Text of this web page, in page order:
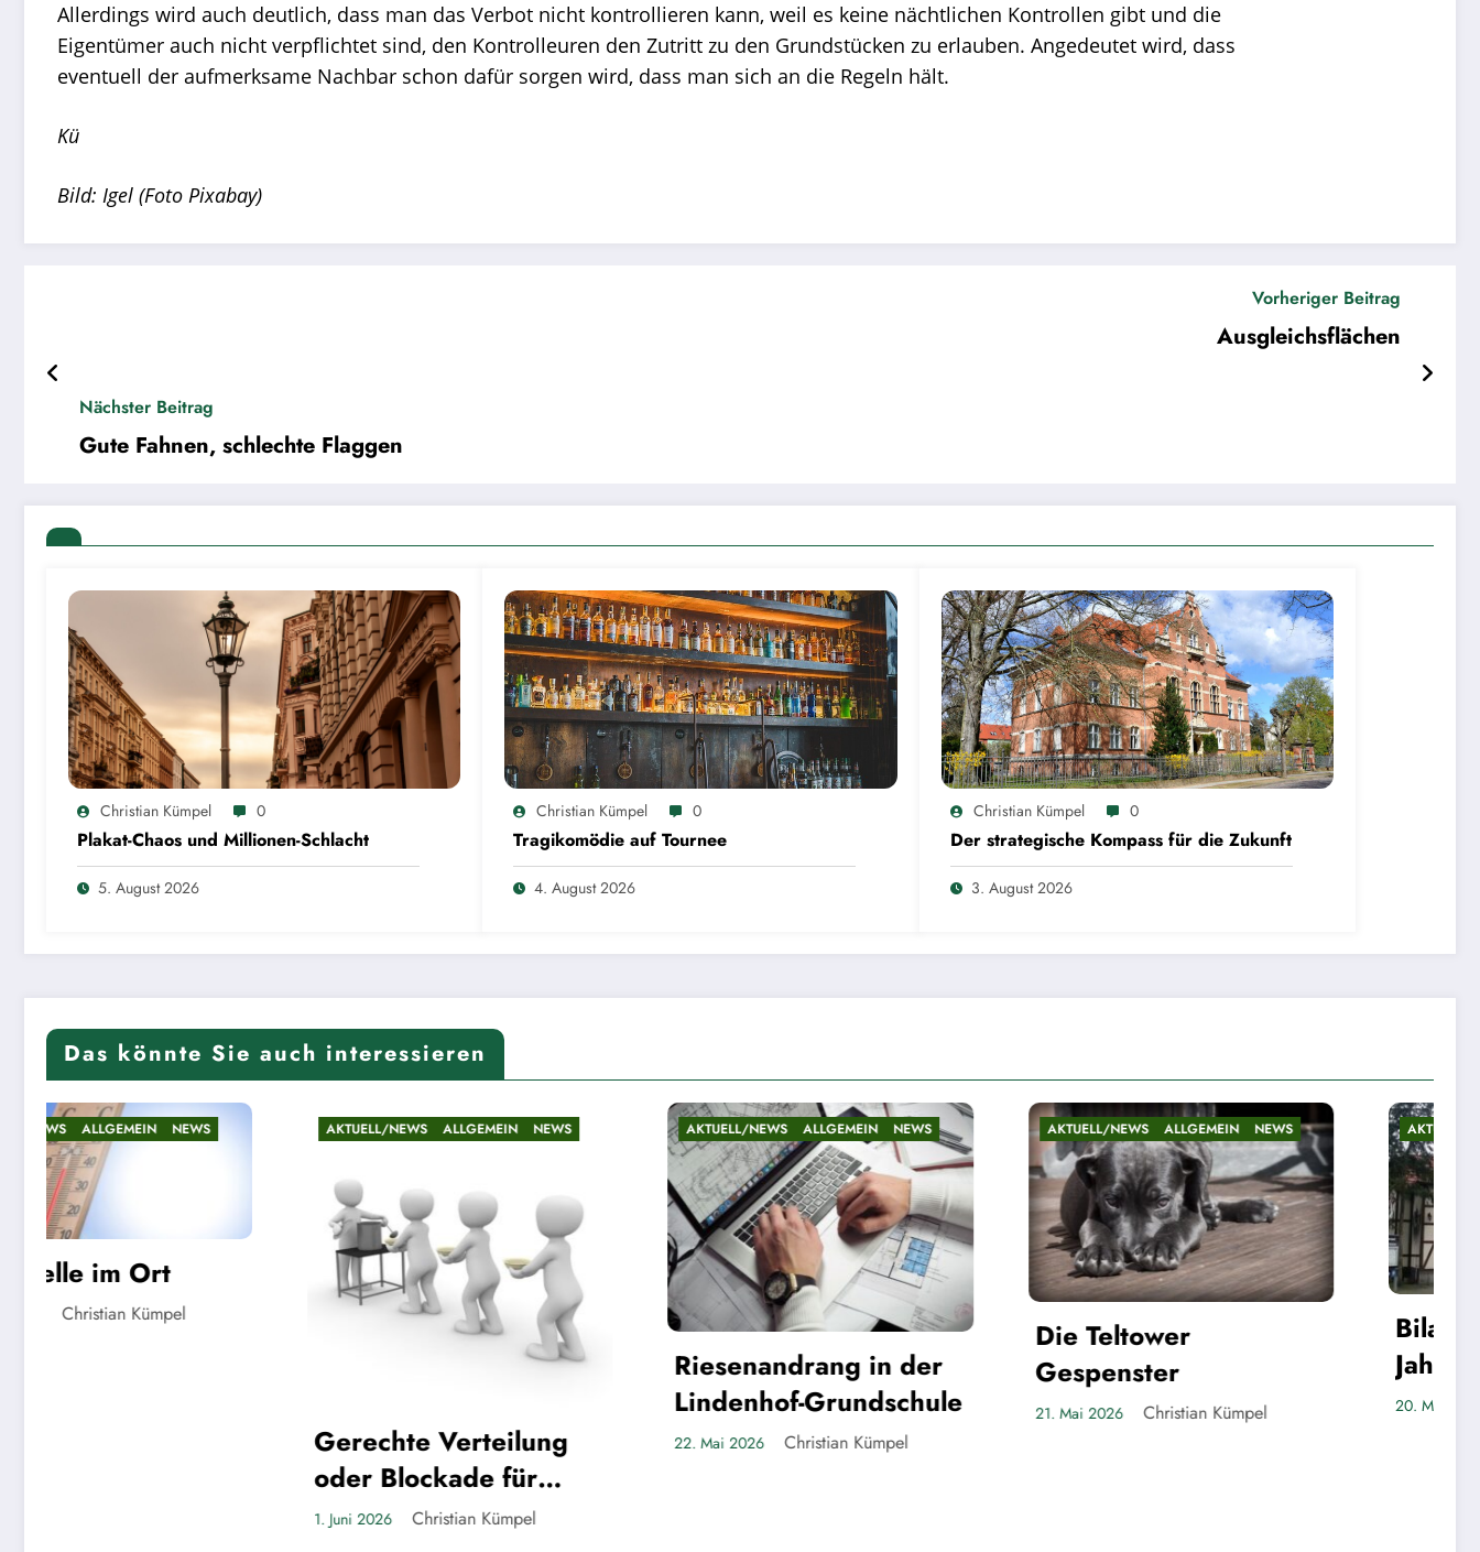
Allerdings wird auch deutlich, dass man das Verbot nicht kontrollieren kann, weil es keine nächtlichen Kontrollen gibt und die
Eigentümer auch nicht verpflichtet sind, den Kontrolleuren den Zutritt zu den Grundstücken zu erlauben. Angedeutet wird, dass
eventuell der aufmerksame Nachbar schon dafür sorgen wird, dass man sich an die Regeln hält.
Kü
Bild: Igel (Foto Pixabay)
Vorheriger Beitrag
Ausgleichsflächen
Nächster Beitrag
Gute Fahnen, schlechte Flaggen
Christian Kümpel 0
Plakat-Chaos und Millionen-Schlacht
5. August 2026
Christian Kümpel 0
Tragikomödie auf Tournee
4. August 2026
Christian Kümpel 0
Der strategische Kompass für die Zukunft
3. August 2026
Das könnte Sie auch interessieren
AKTUELL/NEWS ALLGEMEIN
Gerechte Verteilung
AKTUELL/NEWS ALLGEMEIN NEWS
Riesenandrang in der
Lindenhof-Grundschule
22. Mai 2026 Christian Kümpel
AKTUELL/NEWS ALLGEMEIN NEWS
Die Teltower
Gespenster
21. Mai 2026 Christian Kümpel
AKTUELL/NEWS ALLGEMEIN NEWS
Bilanz nach fast fünf
Jahren
20. Mai 2026 Christian Kümpel